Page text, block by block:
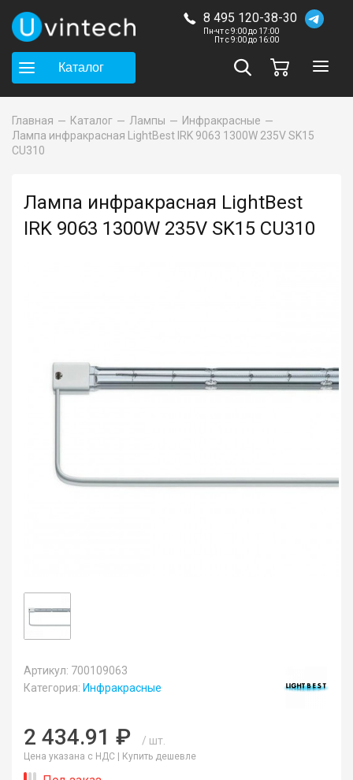
8 495 120-38-30
Пн-чт с 9:00 до 17:00
Пт с 9:00 до 16:00
Каталог
Главная Каталог Лампы
Инфракрасные
Лампа инфракрасная LightBest IRK 9063 1300W 235V SK15
CU310
Лампа инфракрасная LightBest
IRK 9063 1300W 235V SK15 CU310
Артикул: 700109063
Категория: Инфракрасные
2 434.91 ₽ / шт.
Цена указана с НДС | Купить дешевле